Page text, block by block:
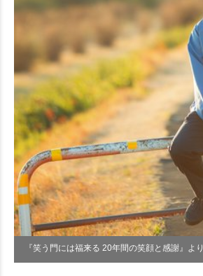
『笑う門には福来る 20年間の笑顔と感謝』より